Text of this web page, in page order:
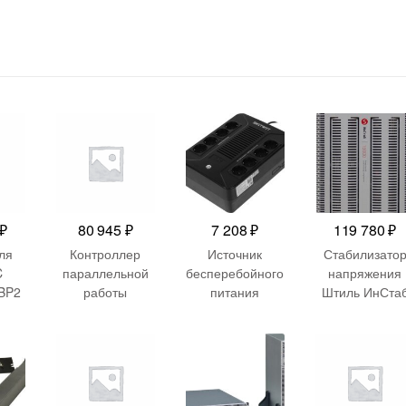
₽
S
80 945₽
Контроллер
параллельной
работы
Hot swap battery
7 208₽
Источник
бесперебойного
питания
Pro 800 480Вт
119 780₽
Стабилизатор
напряжения
Штиль